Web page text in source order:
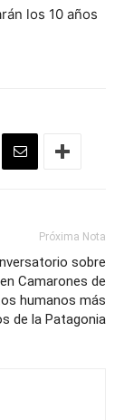
los 10 años
Próxima Nota
sobre
Camarones de
humanos más
de la Patagonia